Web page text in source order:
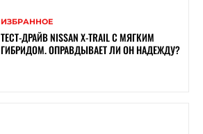
ИЗБРАННОЕ
ТЕСТ-ДРАЙВ NISSAN X-TRAIL С МЯГКИМ
ГИБРИДОМ. ОПРАВДЫВАЕТ ЛИ ОН НАДЕЖДУ?